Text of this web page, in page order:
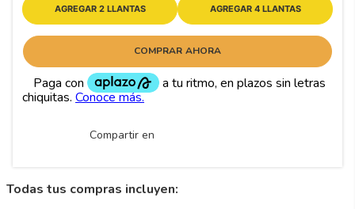
AGREGAR 2 LLANTAS AGREGAR 4 LLANTAS
COMPRAR AHORA
Compartir en
Todas tus compras incluyen: